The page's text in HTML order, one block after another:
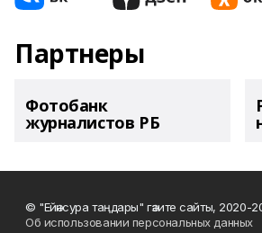
Партнеры
Фотобанк
журналистов РБ
© "Ейәнсура таңдары" гәзите сайты, 2020-
Об использовании персональных данных